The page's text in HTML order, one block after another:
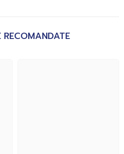
RECOMANDATE